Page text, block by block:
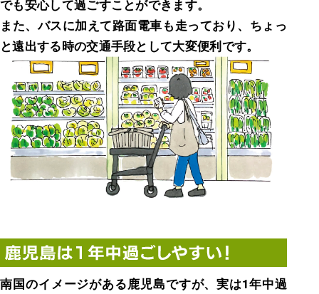
でも安心して過ごすことができます。
また、バスに加えて路面電車も走っており、ちょっ
と遠出する時の交通手段として大変便利です。
南国のイメージがある鹿児島ですが、実は1年中過